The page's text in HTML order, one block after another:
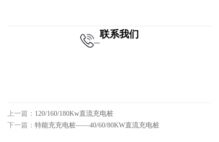
联系我们
上一篇： 120/160/180Kw直流充电桩
下一篇： 特能充充电桩——40/60/80KW直流充电桩